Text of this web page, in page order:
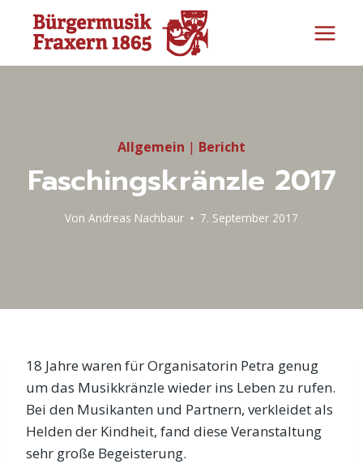
Inhalt
springen
Allgemein | Bericht
Faschingskränzle 2017
Von Andreas Nachbaur 7. September 2017
18 Jahre waren für Organisatorin Petra genug
um das Musikkränzle wieder ins Leben zu rufen.
Bei den Musikanten und Partnern, verkleidet als
Helden der Kindheit, fand diese Veranstaltung
sehr große Begeisterung.